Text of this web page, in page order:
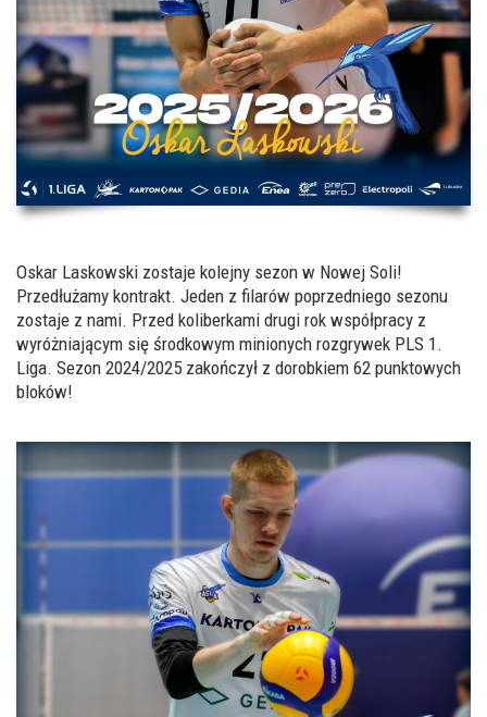
Oskar Laskowski zostaje kolejny sezon w Nowej Soli!
Przedłużamy kontrakt. Jeden z filarów poprzedniego sezonu
zostaje z nami. Przed koliberkami drugi rok współpracy z
wyróżniającym się środkowym minionych rozgrywek PLS 1.
Liga. Sezon 2024/2025 zakończył z dorobkiem 62 punktowych
bloków!